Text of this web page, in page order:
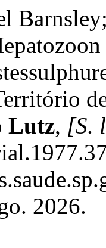
Lutz, [S.
2026.